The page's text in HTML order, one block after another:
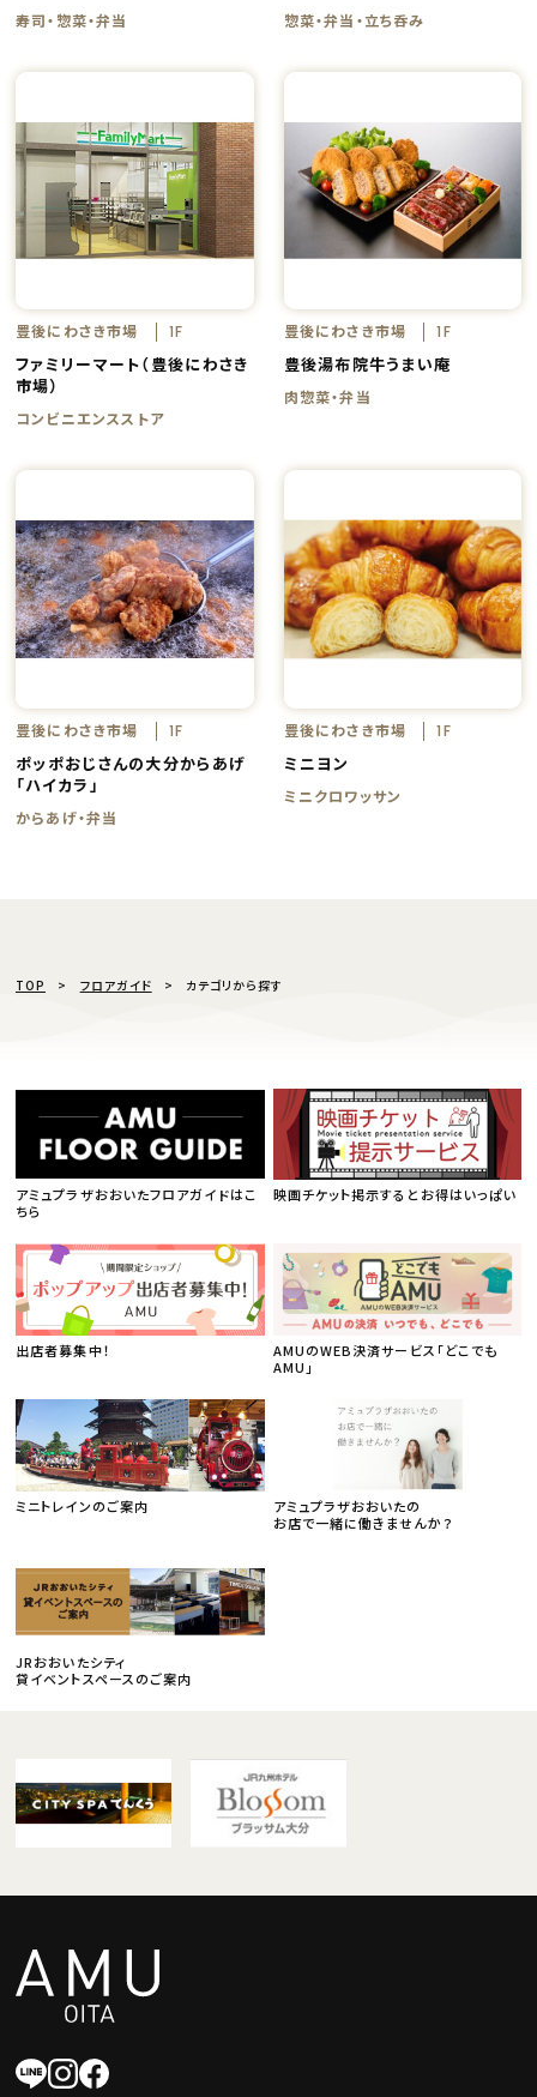
寿司・惣菜・弁当 惣菜・弁当・立ち呑み
豊後にわさき市場 1F
ファミリーマート（豊後にわさき
市場）
コンビニエンスストア
豊後にわさき市場 1F
豊後湯布院牛うまい庵
肉惣菜・弁当
豊後にわさき市場 1F
ポッポおじさんの大分からあげ
「ハイカラ」
からあげ・弁当
豊後にわさき市場 1F
ミニヨン
ミニクロワッサン
TOP フロアガイド カテゴリから探す
アミュプラザおおいたフロアガイドはこ
ちら
映画チケット掲示するとお得はいっぱい
出店者募集中！
AMUのWEB決済サービス「どこでも
AMU」
ミニトレインのご案内
アミュプラザおおいたの
お店で一緒に働きませんか？
JRおおいたシティ
貸イベントスペースのご案内